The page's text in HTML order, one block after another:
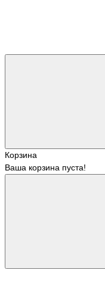
Корзина
Ваша корзина пуста!